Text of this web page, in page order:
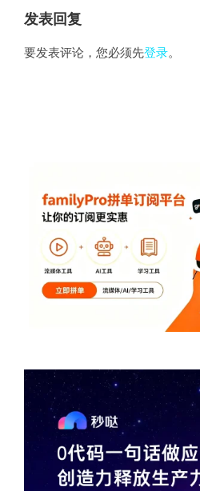
发表回复
要发表评论，您必须先登录。